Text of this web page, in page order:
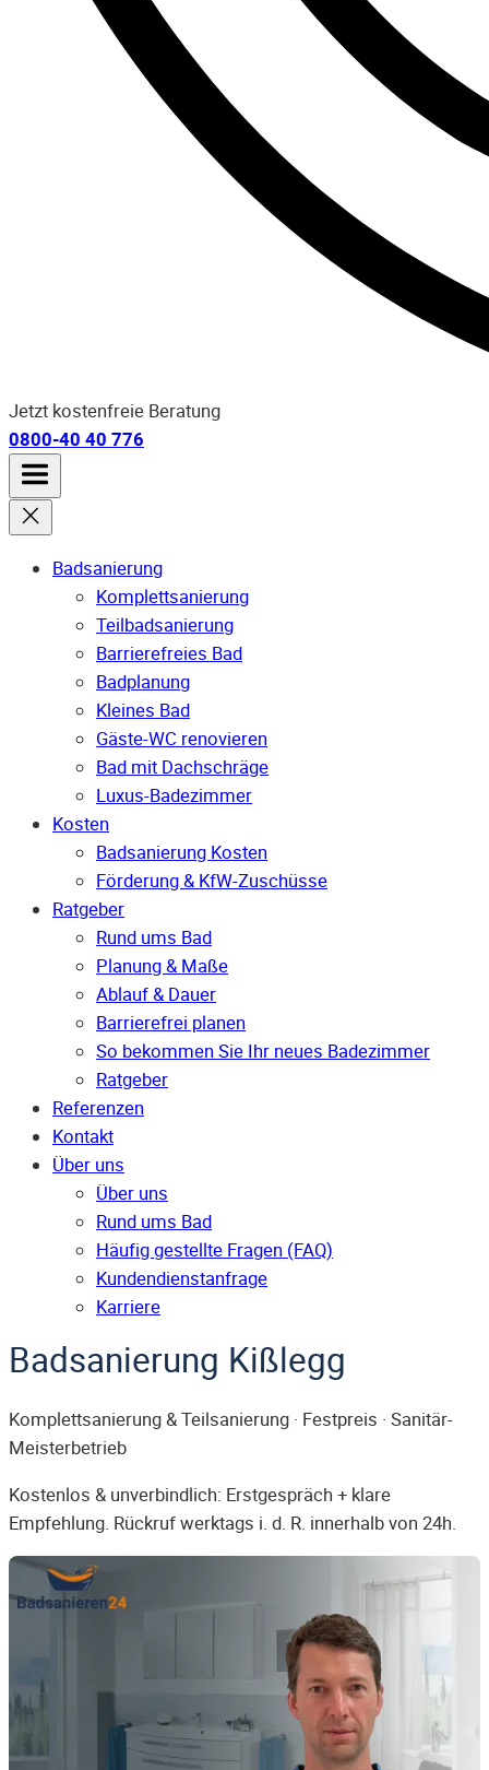
Jetzt kostenfreie Beratung
0800-40 40 776
Badsanierung
Komplettsanierung
Teilbadsanierung
Barrierefreies Bad
Badplanung
Kleines Bad
Gäste-WC renovieren
Bad mit Dachschräge
Luxus-Badezimmer
Kosten
Badsanierung Kosten
Förderung & KfW-Zuschüsse
Ratgeber
Rund ums Bad
Planung & Maße
Ablauf & Dauer
Barrierefrei planen
So bekommen Sie Ihr neues Badezimmer
Ratgeber
Referenzen
Kontakt
Über uns
Über uns
Rund ums Bad
Häufig gestellte Fragen (FAQ)
Kunden­dienst­anfrage
Karriere
Badsanierung Kißlegg
Komplettsanierung & Teilsanierung · Festpreis · Sanitär-
Meisterbetrieb
Kostenlos & unverbindlich: Erstgespräch + klare
Empfehlung. Rückruf werktags i. d. R. innerhalb von 24h.